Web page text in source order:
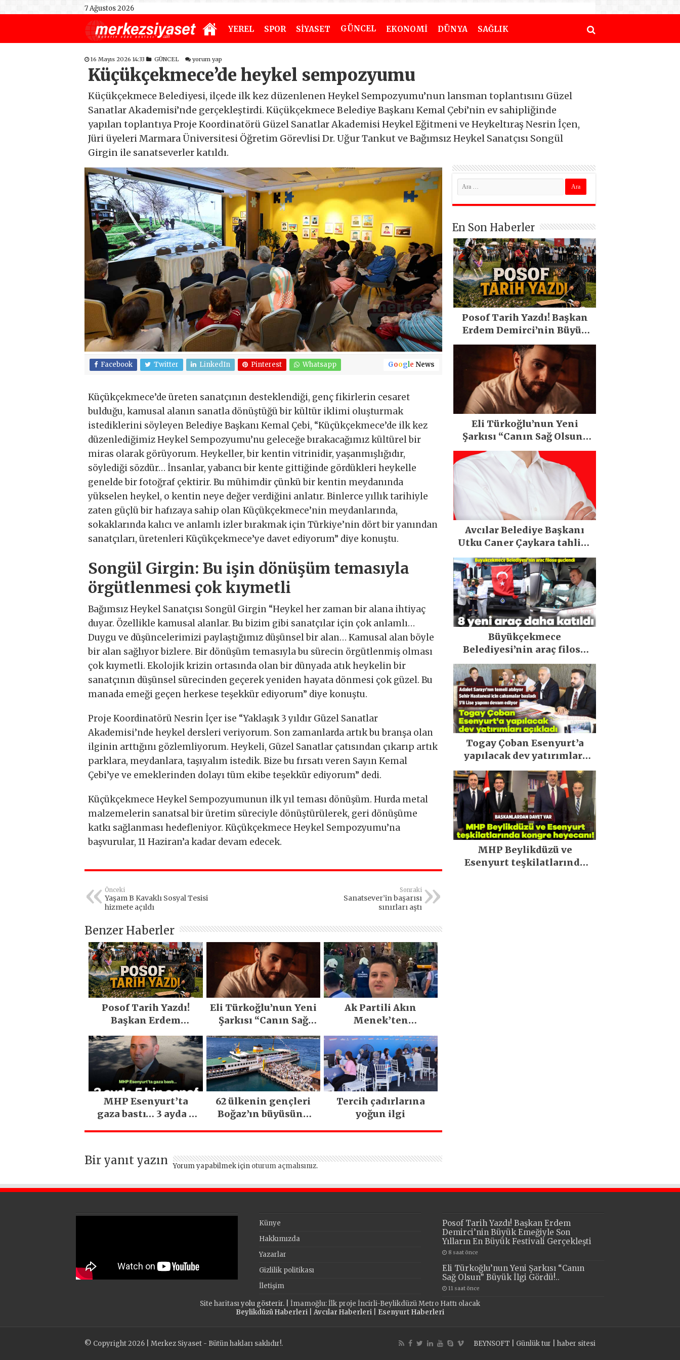
7 Ağustos 2026
YEREL SPOR SİYASET GÜNCEL EKONOMİ DÜNYA SAĞLIK
16 Mayıs 2026 14:33 GÜNCEL yorum yap
Küçükçekmece’de heykel sempozyumu
Küçükçekmece Belediyesi, ilçede ilk kez düzenlenen Heykel Sempozyumu’nun lansman toplantısını Güzel
Sanatlar Akademisi’nde gerçekleştirdi. Küçükçekmece Belediye Başkanı Kemal Çebi’nin ev sahipliğinde
yapılan toplantıya Proje Koordinatörü Güzel Sanatlar Akademisi Heykel Eğitmeni ve Heykeltıraş Nesrin İçen,
Jüri üyeleri Marmara Üniversitesi Öğretim Görevlisi Dr. Uğur Tankut ve Bağımsız Heykel Sanatçısı Songül
Girgin ile sanatseverler katıldı.
Facebook Twitter LinkedIn Pinterest Whatsapp Google News
Küçükçekmece’de üreten sanatçının desteklendiği, genç fikirlerin cesaret
bulduğu, kamusal alanın sanatla dönüştüğü bir kültür iklimi oluşturmak
istediklerini söyleyen Belediye Başkanı Kemal Çebi, “Küçükçekmece’de ilk kez
düzenlediğimiz Heykel Sempozyumu’nu geleceğe bırakacağımız kültürel bir
miras olarak görüyorum. Heykeller, bir kentin vitrinidir, yaşanmışlığıdır,
söylediği sözdür… İnsanlar, yabancı bir kente gittiğinde gördükleri heykelle
genelde bir fotoğraf çektirir. Bu mühimdir çünkü bir kentin meydanında
yükselen heykel, o kentin neye değer verdiğini anlatır. Binlerce yıllık tarihiyle
zaten güçlü bir hafızaya sahip olan Küçükçekmece’nin meydanlarında,
sokaklarında kalıcı ve anlamlı izler bırakmak için Türkiye’nin dört bir yanından
sanatçıları, üretenleri Küçükçekmece’ye davet ediyorum” diye konuştu.
Songül Girgin: Bu işin dönüşüm temasıyla
örgütlenmesi çok kıymetli
Bağımsız Heykel Sanatçısı Songül Girgin “Heykel her zaman bir alana ihtiyaç
duyar. Özellikle kamusal alanlar. Bu bizim gibi sanatçılar için çok anlamlı…
Duygu ve düşüncelerimizi paylaştığımız düşünsel bir alan… Kamusal alan böyle
bir alan sağlıyor bizlere. Bir dönüşüm temasıyla bu sürecin örgütlenmiş olması
çok kıymetli. Ekolojik krizin ortasında olan bir dünyada atık heykelin bir
sanatçının düşünsel sürecinden geçerek yeniden hayata dönmesi çok güzel. Bu
manada emeği geçen herkese teşekkür ediyorum” diye konuştu.
Proje Koordinatörü Nesrin İçer ise “Yaklaşık 3 yıldır Güzel Sanatlar
Akademisi’nde heykel dersleri veriyorum. Son zamanlarda artık bu branşa olan
ilginin arttığını gözlemliyorum. Heykeli, Güzel Sanatlar çatısından çıkarıp artık
parklara, meydanlara, taşıyalım istedik. Bize bu fırsatı veren Sayın Kemal
Çebi’ye ve emeklerinden dolayı tüm ekibe teşekkür ediyorum” dedi.
Küçükçekmece Heykel Sempozyumunun ilk yıl teması dönüşüm. Hurda metal
malzemelerin sanatsal bir üretim süreciyle dönüştürülerek, geri dönüşüme
katkı sağlanması hedefleniyor. Küçükçekmece Heykel Sempozyumu’na
başvurular, 11 Haziran’a kadar devam edecek.
Önceki
Yaşam B Kavaklı Sosyal Tesisi
hizmete açıldı
Sonraki
Sanatsever’in başarısı
sınırları aştı
Benzer Haberler
Posof Tarih Yazdı!
Başkan Erdem
Demirci’nin Büyük
Emeğiyle Son Yılların
En Büyük Festivali
Gerçekleşti
Eli Türkoğlu’nun Yeni
Şarkısı “Canın Sağ
Olsun” Büyük İlgi
Gördü!..
Ak Partili Akın
Menek’ten
Mimarsinan’daki
heyelan sonrası
kritik uyarı
MHP Esenyurt’ta
gaza bastı… 3 ayda 5
62 ülkenin gençleri
Boğaz’ın büyüsüne
Tercih çadırlarına
yoğun ilgi
Bir yanıt yazın Yorum yapabilmek için oturum açmalısınız.
En Son Haberler
Posof Tarih Yazdı! Başkan
Erdem Demirci’nin Büyük
Emeğiyle Son Yılların En
Büyük Festivali Gerçekleşti
Eli Türkoğlu’nun Yeni
Şarkısı “Canın Sağ Olsun”
Büyük İlgi Gördü!..
Avcılar Belediye Başkanı
Utku Caner Çaykara tahliye
edildi
Büyükçekmece
Belediyesi’nin araç filosu
güçlendi
Togay Çoban Esenyurt’a
yapılacak dev yatırımları
açıkladı
MHP Beylikdüzü ve
Esenyurt teşkilatlarında
Künye
Hakkımızda
Yazarlar
Gizlilik politikası
İletişim
Posof Tarih Yazdı! Başkan Erdem
Demirci’nin Büyük Emeğiyle Son
Yılların En Büyük Festivali Gerçekleşti
8 saat önce
Eli Türkoğlu’nun Yeni Şarkısı “Canın
Sağ Olsun” Büyük İlgi Gördü!..
11 saat önce
Site haritasıyolu gösterir. | İmamoğlu: İlk proje İncirli-Beylikdüzü Metro Hattı olacak
Beylikdüzü Haberleri
Avcılar Haberleri Esenyurt Haberleri
BEYNSOFT Günlük tur haber sitesi
© Copyright 2026 | Merkez Siyaset - Bütün hakları saklıdır!.